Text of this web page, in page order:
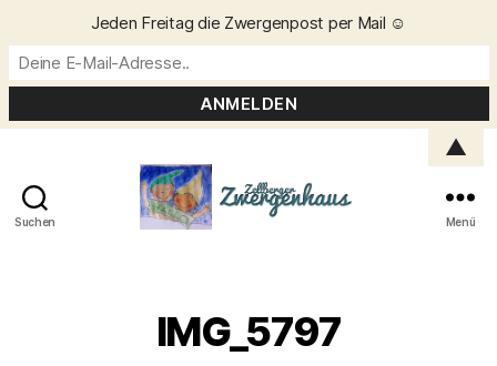
Suchen Menü
IMG_5797
n
Jeden Freitag die Zwergenpost per Mail ☺️
▲